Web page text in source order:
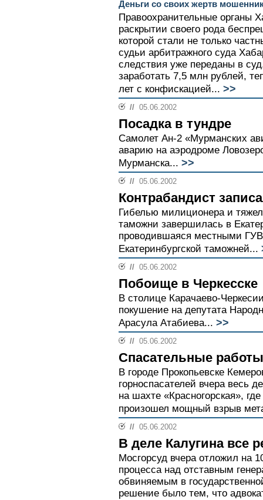
Деньги со своих жертв
Правоохранительные органы
раскрытии своего рода
которой стали не только
судьи арбитражного суда
следствия уже переданы в
заработать 7,5 млн рублей,
лет с конфискацией... >>
// 05.06.2002
Посадка в тундре
Самолет Ан-2 «Мурманских
аварию на аэродроме
Мурманска... >>
// 05.06.2002
Контрабандист
Гибелью милиционера и
таможни завершилась в
проводившаяся местными
Екатеринбургской таможней...
// 05.06.2002
Побоище в Черкесске
В столице Карачаево-
покушение на депутата
Арасула Атабиева... >>
// 05.06.2002
Спасательные
В городе Прокопьевске
горноспасателей вчера весь
на шахте «Красногорская»,
произошел мощный взрыв
// 05.06.2002
В деле Калугина все
Мосгорсуд вчера отложил на
процесса над отставным
обвиняемым в
решение было тем, что